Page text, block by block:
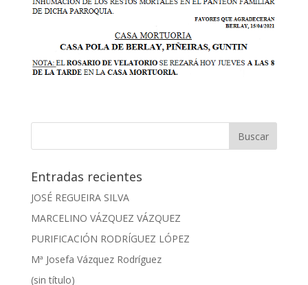
Entradas recientes
JOSÉ REGUEIRA SILVA
MARCELINO VÁZQUEZ VÁZQUEZ
PURIFICACIÓN RODRÍGUEZ LÓPEZ
Mª Josefa Vázquez Rodríguez
(sin título)